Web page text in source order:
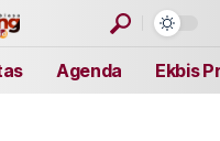
Agenda Ekbis